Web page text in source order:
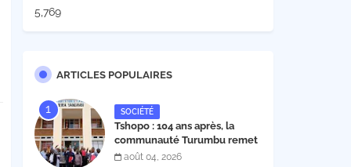
5,769
ARTICLES POPULAIRES
SOCIÉTÉ
Tshopo : 104 ans après, la
communauté Turumbu remet
enfin son cahier des charges à
août 04, 2026